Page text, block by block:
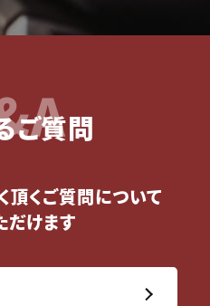
ご質問
頂くご質問について
だけます